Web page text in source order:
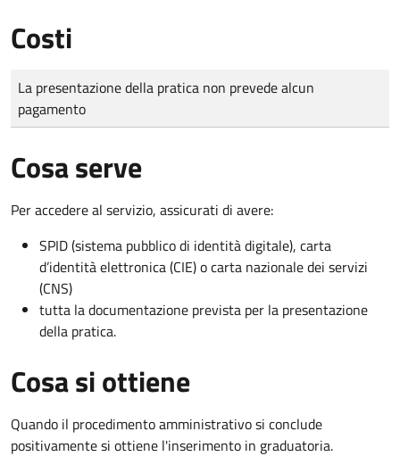
Costi
Tipo di pagamento
Importo
La presentazione della pratica non prevede alcun
pagamento
Cosa serve
Per accedere al servizio, assicurati di avere:
SPID (sistema pubblico di identità digitale), carta
d’identità elettronica (CIE) o carta nazionale dei servizi
(CNS)
tutta la documentazione prevista per la presentazione
della pratica.
Cosa si ottiene
Quando il procedimento amministrativo si conclude
positivamente si ottiene l'inserimento in graduatoria.